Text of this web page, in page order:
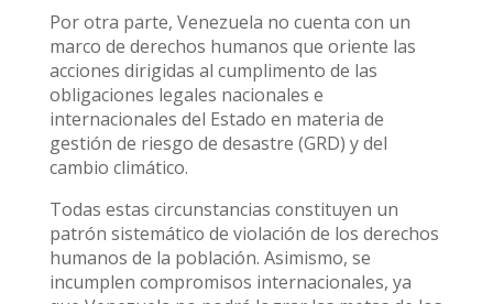
Por otra parte, Venezuela no cuenta con un
marco de derechos humanos que oriente las
acciones dirigidas al cumplimento de las
obligaciones legales nacionales e
internacionales del Estado en materia de
gestión de riesgo de desastre (GRD) y del
cambio climático.
Todas estas circunstancias constituyen un
patrón sistemático de violación de los derechos
humanos de la población. Asimismo, se
incumplen compromisos internacionales, ya